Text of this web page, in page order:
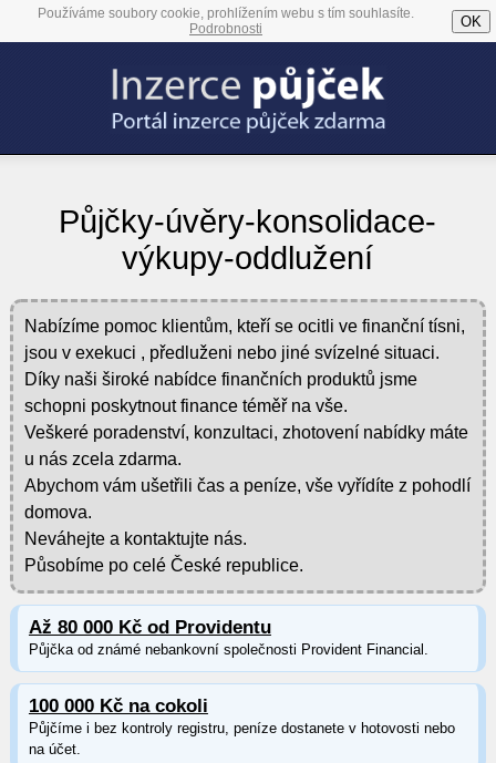
Používáme soubory cookie, prohlížením webu s tím souhlasíte.
Podrobnosti
OK
Půjčky-úvěry-konsolidace-
výkupy-oddlužení
Nabízíme pomoc klientům, kteří se ocitli ve finanční tísni,
jsou v exekuci , předluženi nebo jiné svízelné situaci.
Díky naši široké nabídce finančních produktů jsme
schopni poskytnout finance téměř na vše.
Veškeré poradenství, konzultaci, zhotovení nabídky máte
u nás zcela zdarma.
Abychom vám ušetřili čas a peníze, vše vyřídíte z pohodlí
domova.
Neváhejte a kontaktujte nás.
Působíme po celé České republice.
Až 80 000 Kč od Providentu
Půjčka od známé nebankovní společnosti Provident Financial.
100 000 Kč na cokoli
Půjčíme i bez kontroly registru, peníze dostanete v hotovosti nebo
na účet.